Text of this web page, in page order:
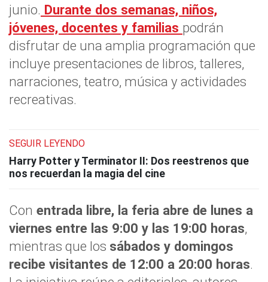
junio. Durante dos semanas, niños,
jóvenes, docentes y familias podrán
disfrutar de una amplia programación que
incluye presentaciones de libros, talleres,
narraciones, teatro, música y actividades
recreativas.
SEGUIR LEYENDO
Harry Potter y Terminator II: Dos reestrenos que
nos recuerdan la magia del cine
Con entrada libre, la feria abre de lunes a
viernes entre las 9:00 y las 19:00 horas,
mientras que los sábados y domingos
recibe visitantes de 12:00 a 20:00 horas.